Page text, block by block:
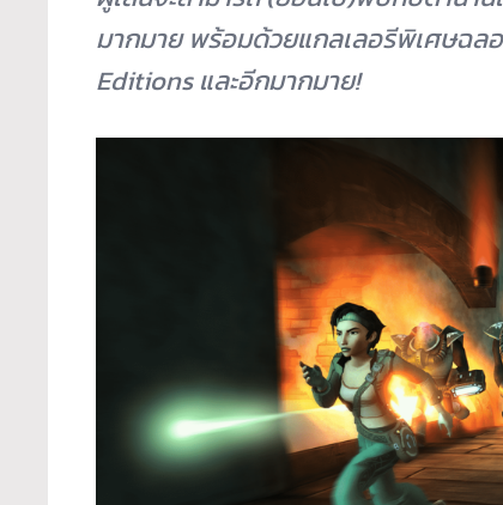
มากมาย พร้อมด้วยแกลเลอรีพิเศษฉล
Editionsและอีกมากมาย!